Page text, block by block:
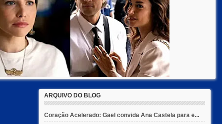
ARQUIVO DO BLOG
Coração Acelerado: Gael convida Ana Castela para e...